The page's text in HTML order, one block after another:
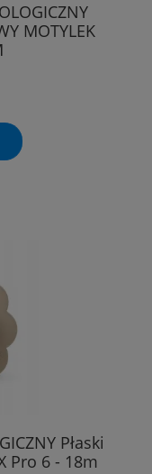
MOTYLEK
Płaski
Pro 6 - 18m